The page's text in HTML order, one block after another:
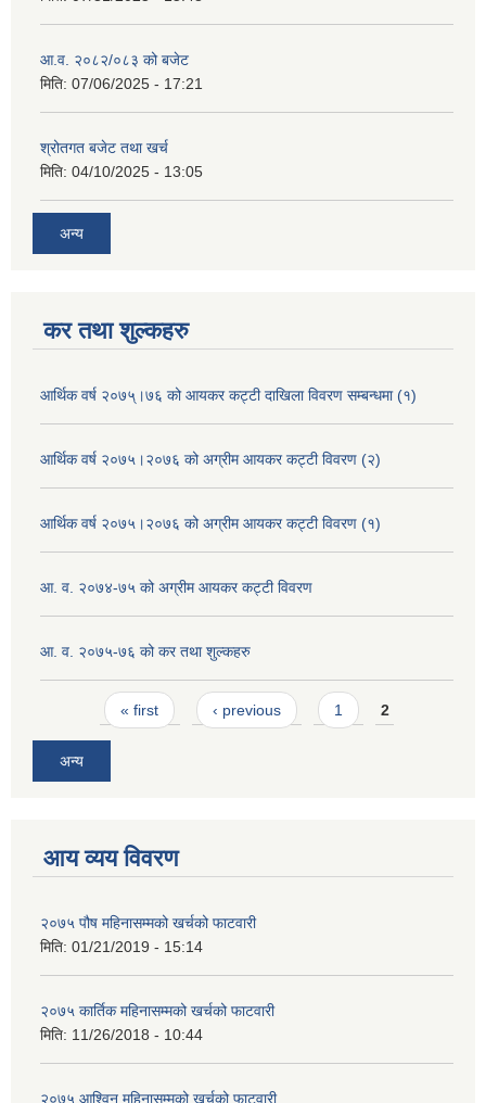
आ.व. २०८२/०८३ को बजेट
मिति: 07/06/2025 - 17:21
श्रोतगत बजेट तथा खर्च
मिति: 04/10/2025 - 13:05
अन्य
कर तथा शुल्कहरु
आर्थिक वर्ष २०७५्।७६ को आयकर कट्टी दाखिला विवरण सम्बन्धमा (१)
आर्थिक वर्ष २०७५।२०७६ को अग्रीम आयकर कट्टी विवरण (२)
आर्थिक वर्ष २०७५।२०७६ को अग्रीम आयकर कट्टी विवरण (१)
आ. व. २०७४-७५ को अग्रीम आयकर कट्टी विवरण
आ. व. २०७५-७६ को कर तथा शुल्कहरु
Pages« first ‹ previous 1 2
अन्य
आय व्यय विवरण
२०७५ पौष महिनासम्मको खर्चको फाटवारी
मिति: 01/21/2019 - 15:14
२०७५ कार्तिक महिनासम्मको खर्चको फाटवारी
मिति: 11/26/2018 - 10:44
२०७५ आश्विन महिनासम्मको खर्चको फाटवारी